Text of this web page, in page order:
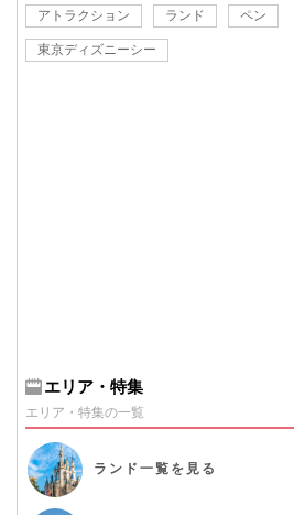
アトラクション ランド ペン
東京ディズニーシー
エリア・特集
エリア・特集の一覧
ランド 一覧を見る